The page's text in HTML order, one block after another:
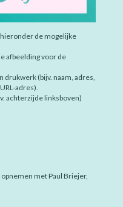
in een mail
aangeven:
de mogelijke
afbeelding voor de
drukwerk (bijv. naam, adres,
adres).
achterzijde linksboven)
met Paul Briejer,